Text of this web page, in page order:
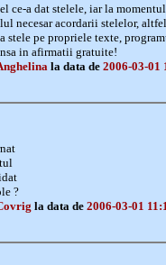
ce-a dat stelele, iar la
necesar acordarii stelelor,
stele pe propriele texte,
in afirmatii gratuite!
la data de 2006-03-01
?
la data de 2006-03-01